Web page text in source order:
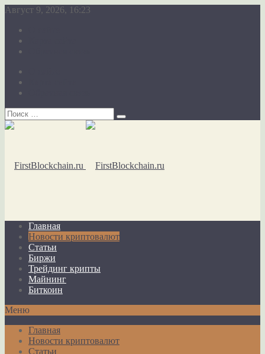
Август 9, 2026, 16:23
Главная
Новости криптовалют
Статьи
Биржи
Трейдинг крипты
Майнинг
Биткоин
Меню
Главная
Новости криптовалют
Статьи